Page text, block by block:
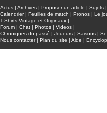
Actus | Archives | Proposer un article | Sujets |
Calendrier| Feuilles de match | Pronos | Le
T-Shirts Vintage et Originaux |
Forum | Chat | Photos | Videos |
Chroniques du passé | Joueurs | Saisons |
Nous contacter| Plan du site | Aide |